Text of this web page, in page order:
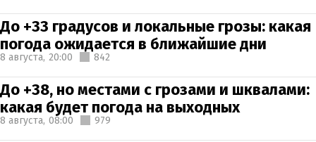
До +33 градусов и локальные грозы: какая
погода ожидается в ближайшие дни
8 августа, 20:00 842
До +38, но местами с грозами и шквалами:
какая будет погода на выходных
8 августа, 08:00 979